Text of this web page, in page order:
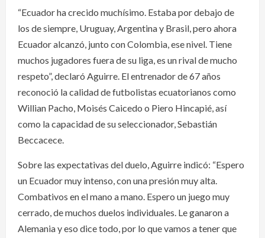
“Ecuador ha crecido muchísimo. Estaba por debajo de
los de siempre, Uruguay, Argentina y Brasil, pero ahora
Ecuador alcanzó, junto con Colombia, ese nivel. Tiene
muchos jugadores fuera de su liga, es un rival de mucho
respeto”, declaró Aguirre. El entrenador de 67 años
reconoció la calidad de futbolistas ecuatorianos como
Willian Pacho, Moisés Caicedo o Piero Hincapié, así
como la capacidad de su seleccionador, Sebastián
Beccacece.
Sobre las expectativas del duelo, Aguirre indicó: “Espero
un Ecuador muy intenso, con una presión muy alta.
Combativos en el mano a mano. Espero un juego muy
cerrado, de muchos duelos individuales. Le ganaron a
Alemania y eso dice todo, por lo que vamos a tener que